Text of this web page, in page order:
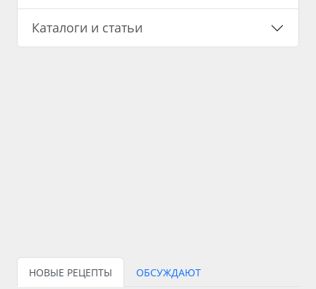
Каталоги и статьи
НОВЫЕ РЕЦЕПТЫ ОБСУЖДАЮТ